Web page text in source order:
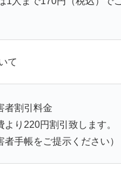
て
者割引料金
より220円割引致します。
者手帳をご提示ください）